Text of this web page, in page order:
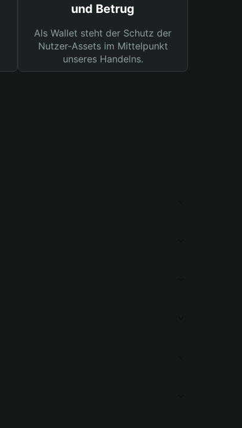
und Betrug
Als Wallet steht der Schutz der
Nutzer-Assets im Mittelpunkt
unseres Handelns.